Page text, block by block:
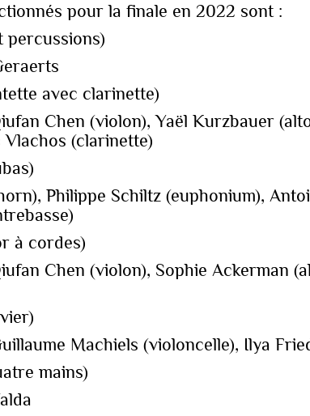
pour la finale en 2022 sont :
percussions)
avec clarinette)
Chen (violon), Yaël Kurzbauer
(clarinette)
Philippe Schiltz (euphonium),
à cordes)
Chen (violon), Sophie Ackerman
Machiels (violoncelle), Ilya
mains)